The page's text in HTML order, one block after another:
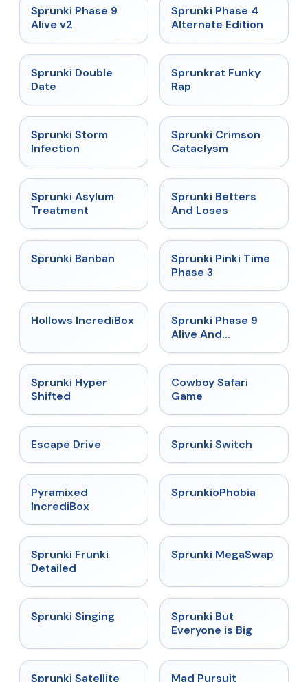
★
Sprunki Phase 9
Alive v2
★
Sprunki Phase 4
Alternate Edition
★
Sprunki Double
Date
★ 4.7
Sprunkrat Funky
Rap
★
Sprunki Storm
Infection
★ 4.7
Sprunki Crimson
Cataclysm
★
Sprunki Asylum
Treatment
★
Sprunki Betters
And Loses
★
Sprunki Banban ★ 4.9
Sprunki Pinki Time
Phase 3
★ 4.3
Hollows IncrediBox ★
Sprunki Phase 9
Alive And
Sprunki Hyper
Shifted
Cowboy Safari
Game
Escape Drive ★
Sprunki Switch
Pyramixed
IncrediBox
★
SprunkioPhobia
★
Sprunki Frunki
Detailed
★ 4.5
Sprunki MegaSwap
★
Sprunki Singing
Sprunki But
Everyone is Big
★ 4.4
Sprunki Satellite Mad Pursuit